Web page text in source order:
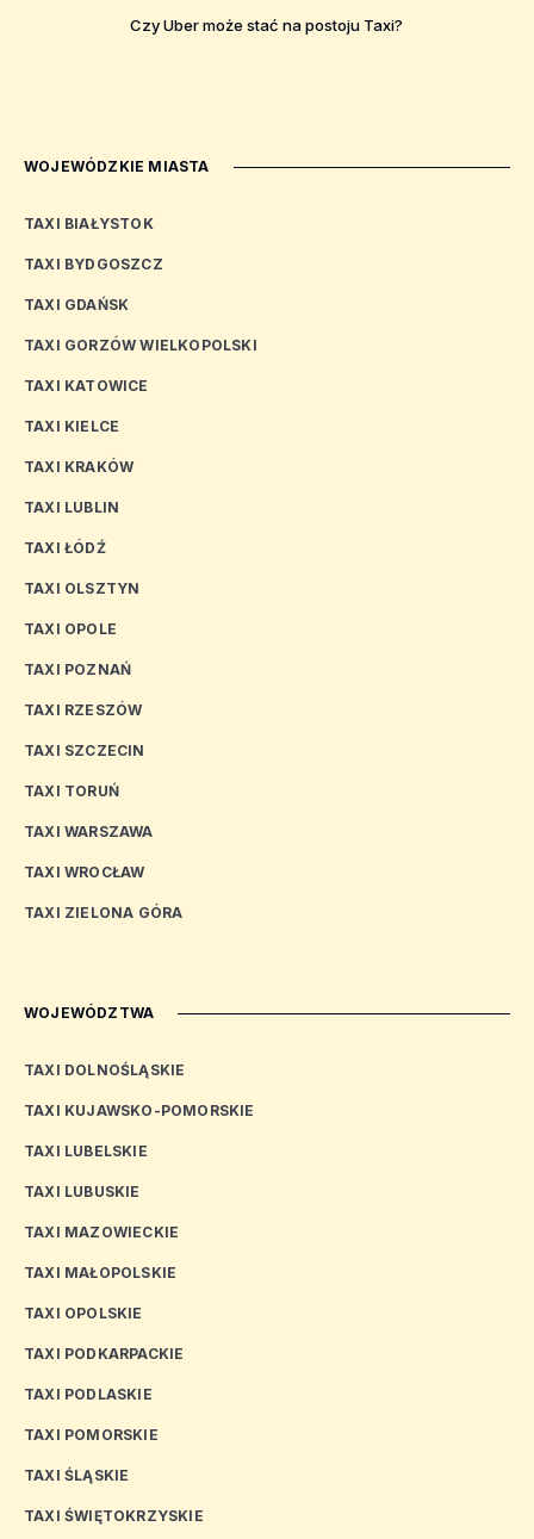
Czy Uber może stać na postoju Taxi?
WOJEWÓDZKIE MIASTA
TAXI BIAŁYSTOK
TAXI BYDGOSZCZ
TAXI GDAŃSK
TAXI GORZÓW WIELKOPOLSKI
TAXI KATOWICE
TAXI KIELCE
TAXI KRAKÓW
TAXI LUBLIN
TAXI ŁÓDŹ
TAXI OLSZTYN
TAXI OPOLE
TAXI POZNAŃ
TAXI RZESZÓW
TAXI SZCZECIN
TAXI TORUŃ
TAXI WARSZAWA
TAXI WROCŁAW
TAXI ZIELONA GÓRA
WOJEWÓDZTWA
TAXI DOLNOŚLĄSKIE
TAXI KUJAWSKO-POMORSKIE
TAXI LUBELSKIE
TAXI LUBUSKIE
TAXI MAZOWIECKIE
TAXI MAŁOPOLSKIE
TAXI OPOLSKIE
TAXI PODKARPACKIE
TAXI PODLASKIE
TAXI POMORSKIE
TAXI ŚLĄSKIE
TAXI ŚWIĘTOKRZYSKIE